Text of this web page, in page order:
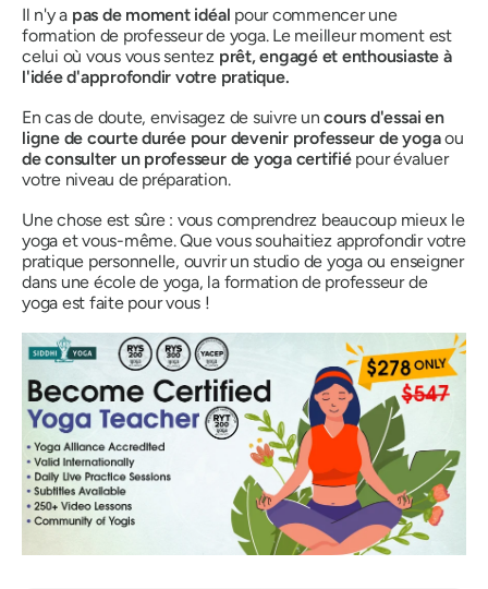
Il n'y a pas de moment idéal pour commencer une
formation de professeur de yoga. Le meilleur moment est
celui où vous vous sentez prêt, engagé et enthousiaste à
l'idée d'approfondir votre pratique.
En cas de doute, envisagez de suivre uncours d'essai en
ligne de courte durée pour devenir professeur de yogaou
de consulter un professeur de yoga certifiépour évaluer
votre niveau de préparation.
Une chose est sûre : vous comprendrez beaucoup mieux le
yoga et vous-même. Que vous souhaitiez approfondir votre
pratique personnelle, ouvrir un studio de yoga ou enseigner
dans une école de yoga, la formation de professeur de
yoga est faite pour vous !